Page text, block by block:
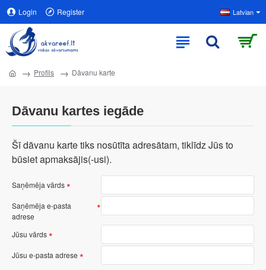
Login Register Latvian
Profils Dāvanu karte
Dāvanu kartes iegāde
Šī dāvanu karte tiks nosūtīta adresātam, tiklīdz Jūs to
būsiet apmaksājis(-usi).
Saņēmēja vārds
Saņēmēja e-pasta
adrese
Jūsu vārds
Jūsu e-pasta adrese